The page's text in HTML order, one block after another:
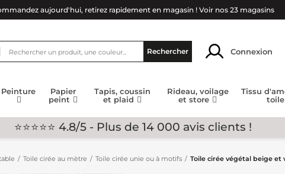
aujourd'hui, retirez rapidement en magasin ! Voir nos 23 magasins
Rechercher Connexion
Peinture
Papier
peint
Tapis, coussin
et plaid
Rideau, voilage
et store
Tissu
⭐⭐⭐⭐⭐ 4.8/5 - Plus de 14 000 avis clients !
Toile cirée au mètre Toile cirée unie ou à motifs Toile cirée végétal beige et